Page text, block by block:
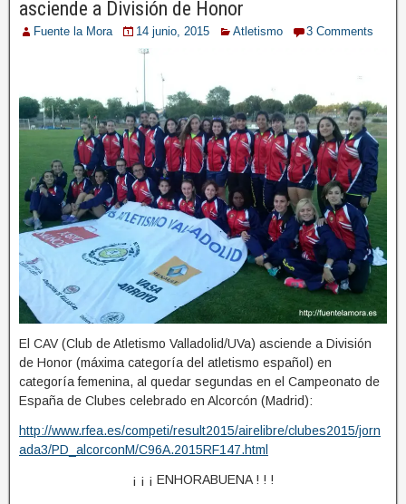
asciende a División de Honor
Fuente la Mora 14 junio, 2015 Atletismo 3 Comments
El CAV (Club de Atletismo Valladolid/UVa) asciende a División
de Honor (máxima categoría del atletismo español) en
categoría femenina, al quedar segundas en el Campeonato de
España de Clubes celebrado en Alcorcón (Madrid):
http://www.rfea.es/competi/result2015/airelibre/clubes2015/jorn
ada3/PD_alcorconM/C96A.2015RF147.html
¡ ¡ ¡ ENHORABUENA ! ! !